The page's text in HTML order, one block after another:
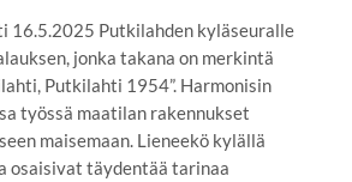
16.5.2025 Putkilahden kyläseuralle
jonka takana on merkintä
Putkilahti 1954”. Harmonisin
työssä maatilan rakennukset
maisemaan. Lieneekö kylällä
osaisivat täydentää tarinaa